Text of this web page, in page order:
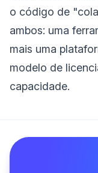
o código de
ambos: uma
mais uma
modelo de
capacidade.